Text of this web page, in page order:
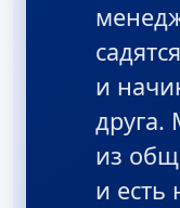
и
друга.
из
и есть